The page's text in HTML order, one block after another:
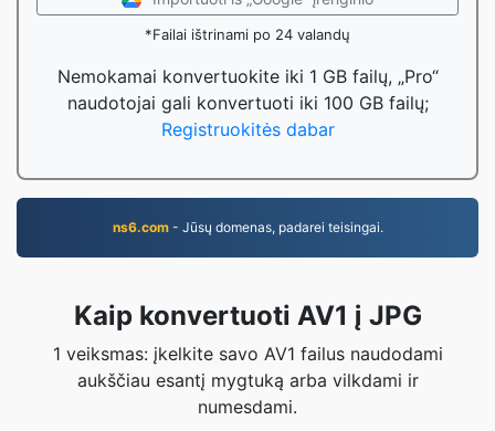
*Failai ištrinami po 24 valandų
Nemokamai konvertuokite iki 1 GB failų, „Pro“
naudotojai gali konvertuoti iki 100 GB failų;
Registruokitės dabar
ns6.com- Jūsų domenas, padarei teisingai.
Kaip konvertuoti AV1 į JPG
1 veiksmas: įkelkite savo AV1 failus naudodami
aukščiau esantį mygtuką arba vilkdami ir
numesdami.